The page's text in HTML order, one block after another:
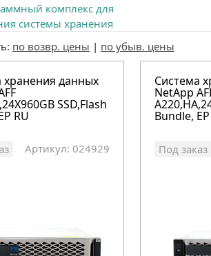
комплекс для
системы хранения
по возвр. цены | по убыв. цены
хранения данных
SSD,Flash
RU
Артикул: 024929
Система
NetApp
Bundle,
Под заказ